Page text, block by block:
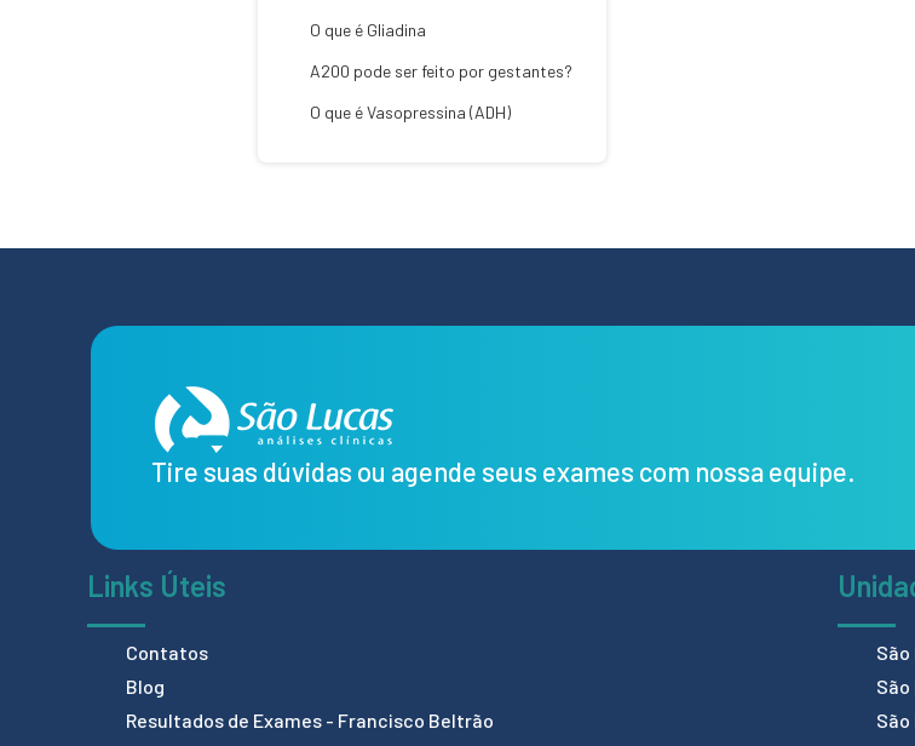
O que é Gliadina
A200 pode ser feito por gestantes?
O que é Vasopressina (ADH)
Tire suas dúvidas ou agende seus exames com nossa equipe.
Links Úteis
Contatos
Blog
Resultados de Exames - Francisco Beltrão